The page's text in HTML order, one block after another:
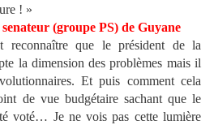
! »
(groupe PS) de Guyane
que le président de la
la dimension des problèmes mais il
Et puis comment cela
de vue budgétaire sachant que le
voté… Je ne vois pas cette lumière